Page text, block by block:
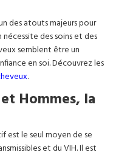
des atouts majeurs pour
des soins et des
semblent être un
en soi. Découvrez les
.
Hommes, la
est le seul moyen de se
et du VIH. Il est